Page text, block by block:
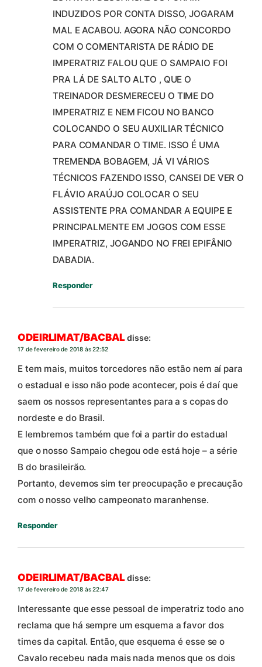
INDUZIDOS POR CONTA DISSO, JOGARAM
MAL E ACABOU. AGORA NÃO CONCORDO
COM O COMENTARISTA DE RÁDIO DE
IMPERATRIZ FALOU QUE O SAMPAIO FOI
PRA LÁ DE SALTO ALTO , QUE O
TREINADOR DESMERECEU O TIME DO
IMPERATRIZ E NEM FICOU NO BANCO
COLOCANDO O SEU AUXILIAR TÉCNICO
PARA COMANDAR O TIME. ISSO É UMA
TREMENDA BOBAGEM, JÁ VI VÁRIOS
TÉCNICOS FAZENDO ISSO, CANSEI DE VER O
FLÁVIO ARAÚJO COLOCAR O SEU
ASSISTENTE PRA COMANDAR A EQUIPE E
PRINCIPALMENTE EM JOGOS COM ESSE
IMPERATRIZ, JOGANDO NO FREI EPIFÂNIO
DABADIA.
Responder
ODEIRLIMAT/BACBALdisse:
17 de fevereiro de 2018 às 22:52
E tem mais, muitos torcedores não estão nem aí para
o estadual e isso não pode acontecer, pois é daí que
saem os nossos representantes para a s copas do
nordeste e do Brasil.
E lembremos também que foi a partir do estadual
que o nosso Sampaio chegou ode está hoje – a série
B do brasileirão.
Portanto, devemos sim ter preocupação e precaução
com o nosso velho campeonato maranhense.
Responder
ODEIRLIMAT/BACBALdisse:
17 de fevereiro de 2018 às 22:47
Interessante que esse pessoal de imperatriz todo ano
reclama que há sempre um esquema a favor dos
times da capital. Então, que esquema é esse se o
Cavalo recebeu nada mais nada menos que os dois